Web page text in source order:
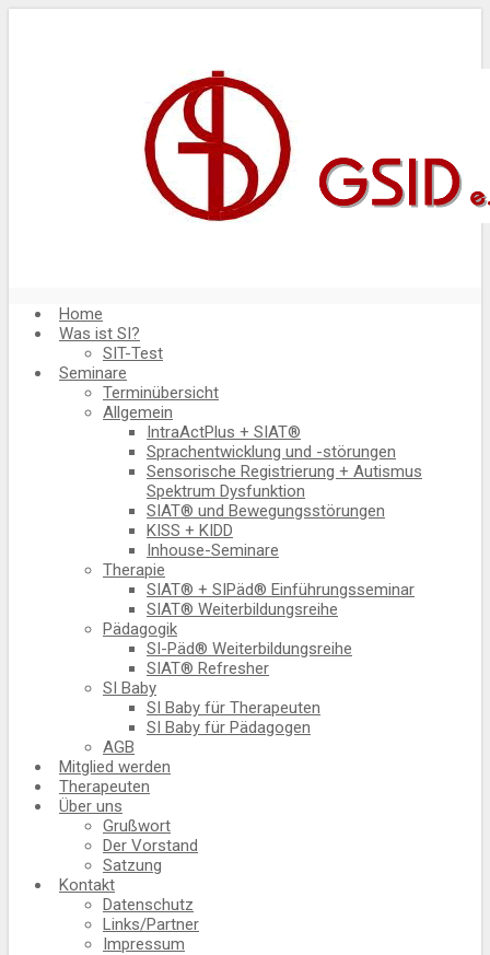
Home
Was ist SI?
SIT-Test
Seminare
Terminübersicht
Allgemein
IntraActPlus + SIAT®
Sprachentwicklung und -störungen
Sensorische Registrierung + Autismus
Spektrum Dysfunktion
SIAT® und Bewegungsstörungen
KISS + KIDD
Inhouse-Seminare
Therapie
SIAT® + SIPäd® Einführungsseminar
SIAT® Weiterbildungsreihe
Pädagogik
SI-Päd® Weiterbildungsreihe
SIAT® Refresher
SI Baby
SI Baby für Therapeuten
SI Baby für Pädagogen
AGB
Mitglied werden
Therapeuten
Über uns
Grußwort
Der Vorstand
Satzung
Kontakt
Datenschutz
Links/Partner
Impressum